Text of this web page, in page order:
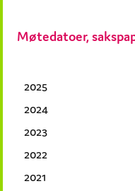
Møtedatoer,
2025
2024
2023
2022
2021